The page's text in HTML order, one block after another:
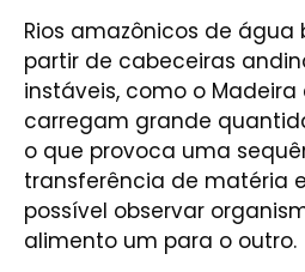
Rios amazônicos de
partir de cabeceiras
instáveis, como o Madeira
carregam grande
o que provoca uma
transferência de matéria
possível observar
alimento um para o outro.